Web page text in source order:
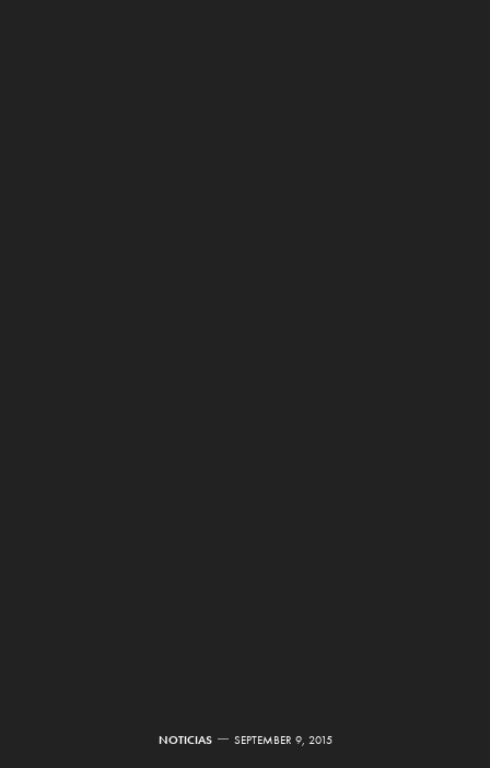
NOTICIAS SEPTEMBER 9, 2015